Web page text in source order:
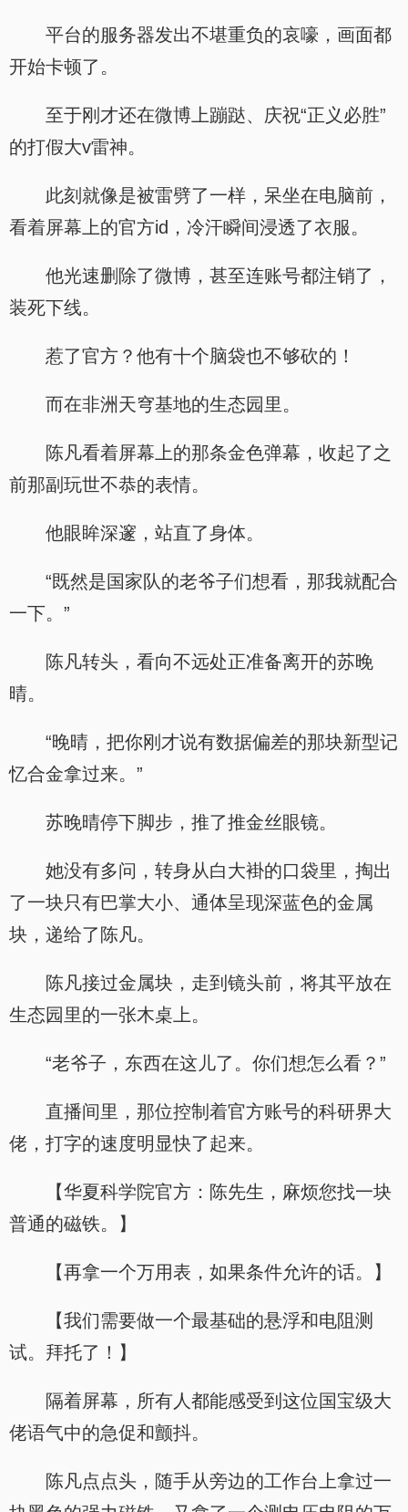
平台的服务器发出不堪重负的哀嚎，画面都
开始卡顿了。
至于刚才还在微博上蹦跶、庆祝“正义必胜”
的打假大v雷神。
此刻就像是被雷劈了一样，呆坐在电脑前，
看着屏幕上的官方id，冷汗瞬间浸透了衣服。
他光速删除了微博，甚至连账号都注销了，
装死下线。
惹了官方？他有十个脑袋也不够砍的！
而在非洲天穹基地的生态园里。
陈凡看着屏幕上的那条金色弹幕，收起了之
前那副玩世不恭的表情。
他眼眸深邃，站直了身体。
“既然是国家队的老爷子们想看，那我就配合
一下。”
陈凡转头，看向不远处正准备离开的苏晚
晴。
“晚晴，把你刚才说有数据偏差的那块新型记
忆合金拿过来。”
苏晚晴停下脚步，推了推金丝眼镜。
她没有多问，转身从白大褂的口袋里，掏出
了一块只有巴掌大小、通体呈现深蓝色的金属
块，递给了陈凡。
陈凡接过金属块，走到镜头前，将其平放在
生态园里的一张木桌上。
“老爷子，东西在这儿了。你们想怎么看？”
直播间里，那位控制着官方账号的科研界大
佬，打字的速度明显快了起来。
【华夏科学院官方：陈先生，麻烦您找一块
普通的磁铁。】
【再拿一个万用表，如果条件允许的话。】
【我们需要做一个最基础的悬浮和电阻测
试。拜托了！】
隔着屏幕，所有人都能感受到这位国宝级大
佬语气中的急促和颤抖。
陈凡点点头，随手从旁边的工作台上拿过一